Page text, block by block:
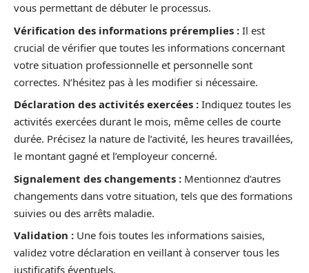
vous permettant de débuter le processus.
Vérification des informations préremplies : Il est
crucial de vérifier que toutes les informations concernant
votre situation professionnelle et personnelle sont
correctes. N’hésitez pas à les modifier si nécessaire.
Déclaration des activités exercées : Indiquez toutes les
activités exercées durant le mois, même celles de courte
durée. Précisez la nature de l’activité, les heures travaillées,
le montant gagné et l’employeur concerné.
Signalement des changements : Mentionnez d’autres
changements dans votre situation, tels que des formations
suivies ou des arrêts maladie.
Validation : Une fois toutes les informations saisies,
validez votre déclaration en veillant à conserver tous les
justificatifs éventuels.